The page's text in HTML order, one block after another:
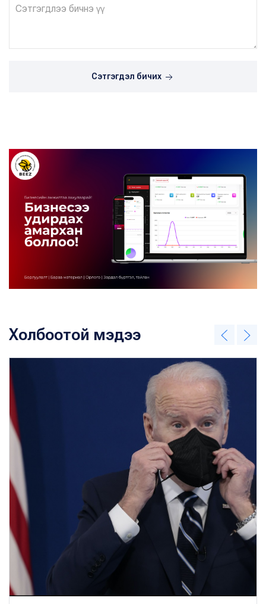
Сэтгэгдэл бичих
Холбоотой мэдээ